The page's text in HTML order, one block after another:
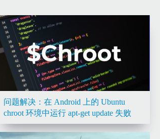
问题解决：在 Android 上的 Ubuntu
chroot 环境中运行 apt-get update 失败